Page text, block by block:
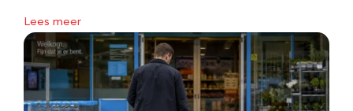
Lees meer